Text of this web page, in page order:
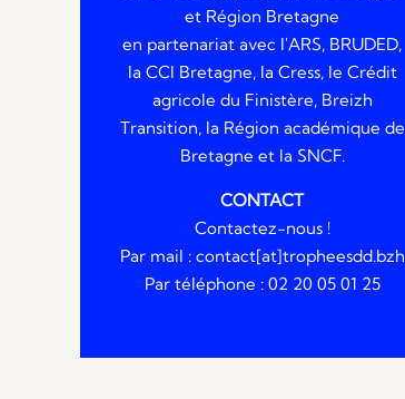
et Région Bretagne
en partenariat avec l'ARS, BRUDED,
la CCI Bretagne, la Cress, le Crédit
agricole du Finistère, Breizh
Transition, la Région académique de
Bretagne et la SNCF.
CONTACT
Contactez-nous !
Par mail : contact[at]tropheesdd.bzh
Par téléphone : 02 20 05 01 25